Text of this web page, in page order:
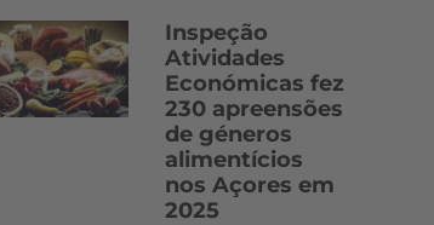
Inspeção
Atividades
Económicas fez
230 apreensões
de géneros
alimentícios
nos Açores em
2025